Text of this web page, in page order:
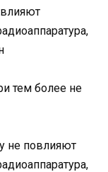
тем более не
не повлияют